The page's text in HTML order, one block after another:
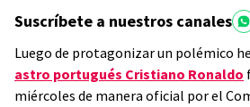
Suscríbete a nuestros canales
Luego de protagonizar un polémico
astro portugués Cristiano Ronaldo
miércoles de manera oficial por el